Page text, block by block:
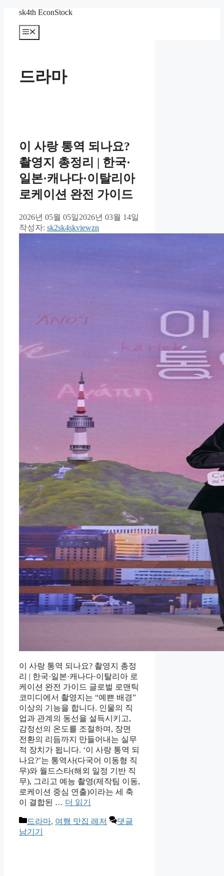
sk4th EconStock
메
뉴
드라마
이 사랑 통역 되나요?
촬영지 총정리 | 한국·
일본·캐나다·이탈리아
로케이션 완전 가이드
2026년 05월 05일2026년 03월 14일
작성자: sk2sk4skviewzn
이 사랑 통역 되나요? 촬영지 총정
리 | 한국·일본·캐나다·이탈리아 로
케이션 완전 가이드 글로벌 로맨틱
코미디에서 촬영지는 “예쁜 배경”
이상의 기능을 합니다. 인물의 직
업과 관계의 동선을 설득시키고,
감정선의 온도를 조절하며, 장면
전환의 리듬까지 만들어내는 실무
적 장치가 됩니다. ‘이 사랑 통역 되
나요?’는 통역사(다국어 이동형 직
무)와 월드스타(해외 일정 기반 직
무), 그리고 예능 촬영(제작팀 이동,
로케이션 중심 연출)이라는 세 축
이 결합된 … 더 읽기
카
테
드라마, 여행 맛집 레저
댓글
남기기